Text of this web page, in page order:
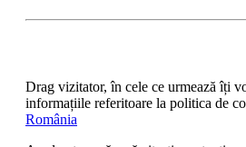
Drag vizitator, în cele ce urmează îți
informațiile referitoare la politica de
România